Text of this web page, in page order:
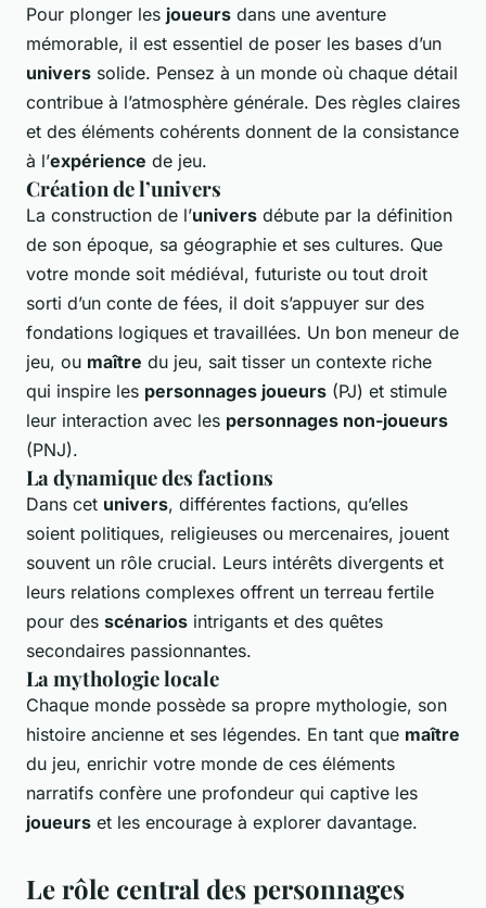
Pour plonger les joueurs dans une aventure
mémorable, il est essentiel de poser les bases d’un
univers solide. Pensez à un monde où chaque détail
contribue à l’atmosphère générale. Des règles claires
et des éléments cohérents donnent de la consistance
à l’expérience de jeu.
Création de l’univers
La construction de l’univers débute par la définition
de son époque, sa géographie et ses cultures. Que
votre monde soit médiéval, futuriste ou tout droit
sorti d’un conte de fées, il doit s’appuyer sur des
fondations logiques et travaillées. Un bon meneur de
jeu, ou maître du jeu, sait tisser un contexte riche
qui inspire les personnages joueurs (PJ) et stimule
leur interaction avec les personnages non-joueurs
(PNJ).
La dynamique des factions
Dans cet univers, différentes factions, qu’elles
soient politiques, religieuses ou mercenaires, jouent
souvent un rôle crucial. Leurs intérêts divergents et
leurs relations complexes offrent un terreau fertile
pour des scénarios intrigants et des quêtes
secondaires passionnantes.
La mythologie locale
Chaque monde possède sa propre mythologie, son
histoire ancienne et ses légendes. En tant que maître
du jeu, enrichir votre monde de ces éléments
narratifs confère une profondeur qui captive les
joueurs et les encourage à explorer davantage.
Le rôle central des personnages